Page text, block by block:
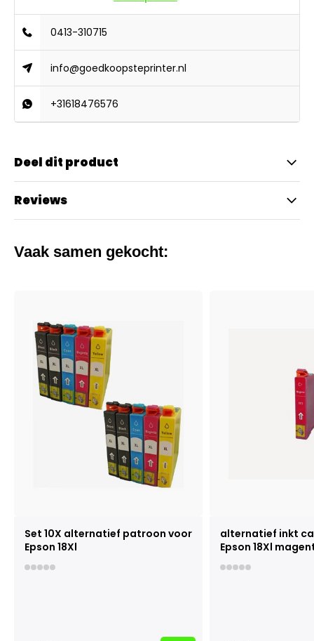
0413-310715
info@goedkoopsteprinter.nl
+31618476576
Deel dit product
Reviews
Vaak samen gekocht:
Set 10X alternatief patroon voor
Epson 18Xl
alternatief inkt
Epson 18Xl